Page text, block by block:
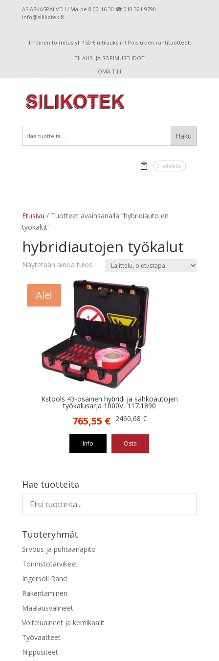
ASIASKASPALVELU Ma-pe 8.00-16.30 ☎ 010 321 9790
info@silikotek.fi
Ilmainen toimitus yli 150 €:n tilauksiin! Poislukien rahtituotteet.
TILAUS- JA SOPIMUSEHDOT
OMA TILI
0 kohdetta
Etusivu / Tuotteet avainsanalla “hybridiautojen
työkalut”
hybridiautojen työkalut
Näytetään ainoa tulos
Ale!
Kstools 43-osainen hybridi ja sähköautojen
työkalusarja 1000V, 117.1890
2460,68€
Alkuperäinen
2460,68 €.
765,55 €Nykyinen
765,55 €.
Info Osta
Hae tuotteita
Tuoteryhmät
Siivous ja puhtaanapito
Toimistotarvikeet
Ingersoll Rand
Rakentaminen
Maalausvälineet
Voiteluaineet ja kemikaalit
Työvaatteet
Nippusiteet